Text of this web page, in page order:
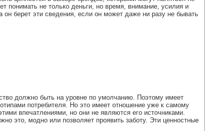
понимать не только деньги, но время, внимание, усилия и
он берет эти сведения, если он может даже ни разу не бывать
должно быть на уровне по умолчанию. Поэтому имеет
потребителя. Но это имеет отношение уже к самому
впечатлениями, но они не являются его источниками.
это, модно или позволяет проявить заботу. Эти ценностные